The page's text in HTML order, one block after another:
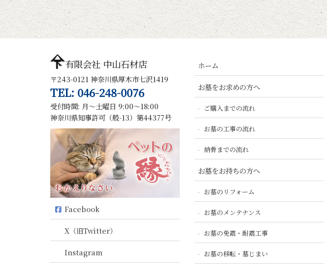
有限会社 中山石材店
〒243-0121 神奈川県厚木市七沢1419
TEL: 046-248-0076
受付時間: 月～土曜日 9:00～18:00
神奈川県知事許可（般-13）第44377号
Facebook
X（旧Twitter）
Instagram
ホーム
お墓をお求めの方へ
ご購入までの流れ
お墓の工事の流れ
納骨までの流れ
お墓をお持ちの方へ
お墓のリフォーム
お墓のメンテナンス
お墓の免震・耐震工事
お墓の移転・墓じまい